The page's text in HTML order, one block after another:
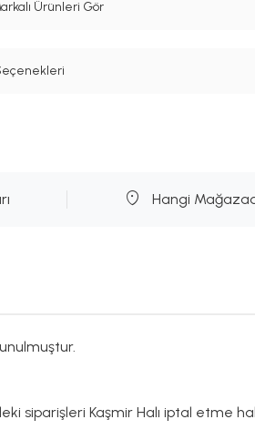
Ürünleri Gör
Hangi
siparişleri Kaşmir Halı iptal etme